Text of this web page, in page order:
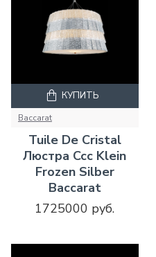
Baccarat
Tuile De Cristal
Люстра Ccc Klein
Frozen Silber
Baccarat
1725000 руб.
КУПИТЬ